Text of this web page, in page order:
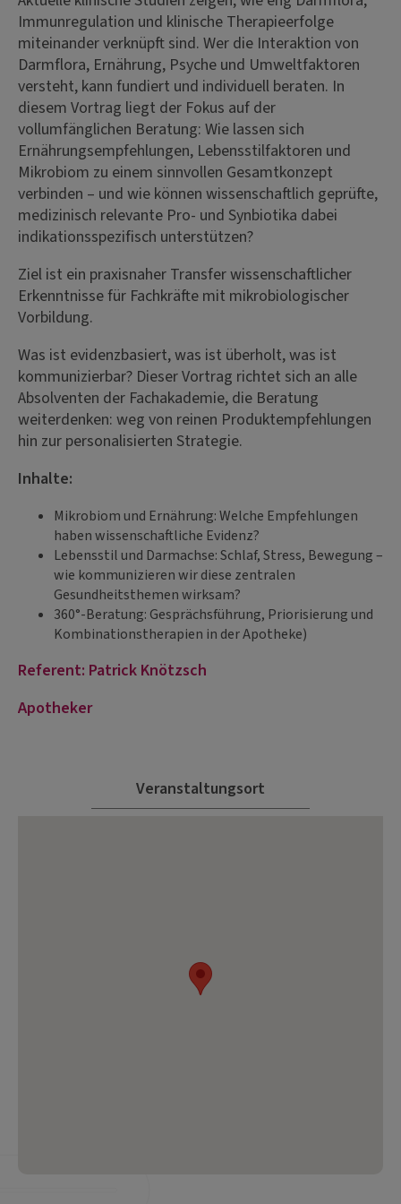
Immunregulation und klinische Therapieerfolge
miteinander verknüpft sind. Wer die Interaktion von
Darmflora, Ernährung, Psyche und Umweltfaktoren
versteht, kann fundiert und individuell beraten. In
diesem Vortrag liegt der Fokus auf der
vollumfänglichen Beratung: Wie lassen sich
Ernährungsempfehlungen, Lebensstilfaktoren und
Mikrobiom zu einem sinnvollen Gesamtkonzept
verbinden – und wie können wissenschaftlich geprüfte,
medizinisch relevante Pro- und Synbiotika dabei
indikationsspezifisch unterstützen?
Ziel ist ein praxisnaher Transfer wissenschaftlicher
Erkenntnisse für Fachkräfte mit mikrobiologischer
Vorbildung.
Was ist evidenzbasiert, was ist überholt, was ist
kommunizierbar? Dieser Vortrag richtet sich an alle
Absolventen der Fachakademie, die Beratung
weiterdenken: weg von reinen Produktempfehlungen
hin zur personalisierten Strategie.
Inhalte:
Mikrobiom und Ernährung: Welche Empfehlungen
haben wissenschaftliche Evidenz?
Lebensstil und Darmachse: Schlaf, Stress, Bewegung –
wie kommunizieren wir diese zentralen
Gesundheitsthemen wirksam?
360°-Beratung: Gesprächsführung, Priorisierung und
Kombinationstherapien in der Apotheke)
Referent: Patrick Knötzsch
Apotheker
Veranstaltungsort